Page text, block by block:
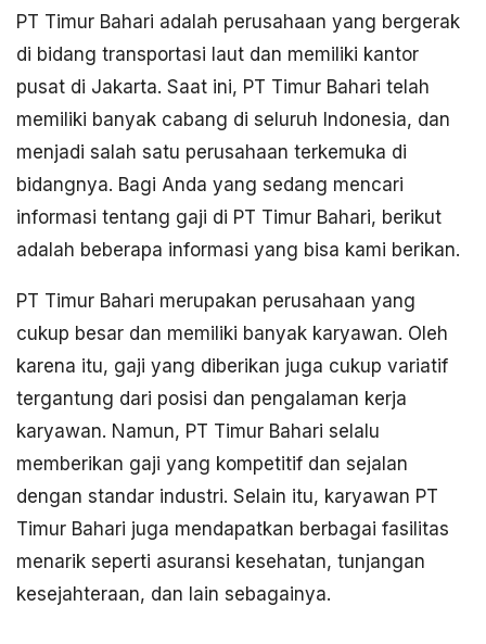
PT Timur Bahari adalah perusahaan yang bergerak
di bidang transportasi laut dan memiliki kantor
pusat di Jakarta. Saat ini, PT Timur Bahari telah
memiliki banyak cabang di seluruh Indonesia, dan
menjadi salah satu perusahaan terkemuka di
bidangnya. Bagi Anda yang sedang mencari
informasi tentang gaji di PT Timur Bahari, berikut
adalah beberapa informasi yang bisa kami berikan.
PT Timur Bahari merupakan perusahaan yang
cukup besar dan memiliki banyak karyawan. Oleh
karena itu, gaji yang diberikan juga cukup variatif
tergantung dari posisi dan pengalaman kerja
karyawan. Namun, PT Timur Bahari selalu
memberikan gaji yang kompetitif dan sejalan
dengan standar industri. Selain itu, karyawan PT
Timur Bahari juga mendapatkan berbagai fasilitas
menarik seperti asuransi kesehatan, tunjangan
kesejahteraan, dan lain sebagainya.